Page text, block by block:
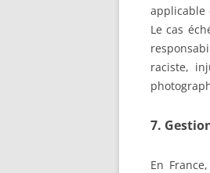
applicable
Le cas
raciste,
7.
En